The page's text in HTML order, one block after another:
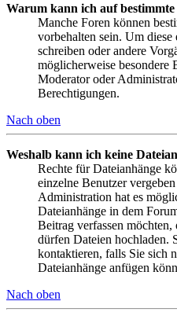
Warum kann ich auf
Manche Foren können
vorbehalten sein. Um diese
schreiben oder andere
möglicherweise besondere
Moderator oder
Berechtigungen.
Nach oben
Weshalb kann ich keine
Rechte für Dateianhänge
einzelne Benutzer
Administration hat es
Dateianhänge in dem
Beitrag verfassen
dürfen Dateien hochladen.
kontaktieren, falls Sie sich
Dateianhänge anfügen
Nach oben